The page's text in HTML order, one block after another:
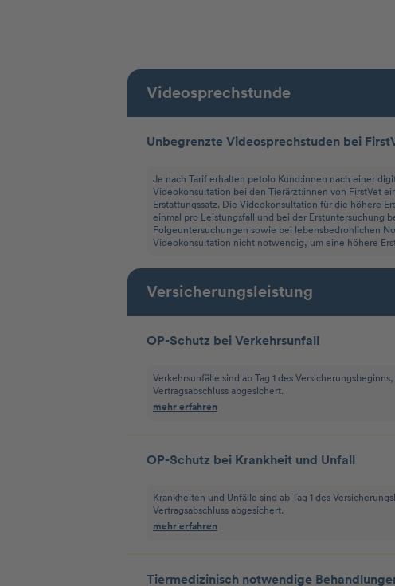
Videosprechstunde
Unbegrenzte Videosprechstuden bei
Je nach Tarif erhalten petolo Kund:innen nach einer
Videokonsultation bei den Tierärzt:innen von FirstVet
Erstattungssatz. Die Videokonsultation für die höhere
einmal pro Leistungsfall und bei der Erstuntersuchung
Folgeuntersuchungen sowie bei lebensbedrohlichen
Videokonsultation nicht notwendig, um eine höhere
Versicherungsleistung
OP-Schutz bei Verkehrsunfall
Verkehrsunfälle sind ab Tag 1 des
Vertragsabschluss abgesichert.
mehr erfahren
OP-Schutz bei Krankheit und Unfall
Krankheiten und Unfälle sind ab Tag 1 des
Vertragsabschluss abgesichert.
mehr erfahren
Tiermedizinisch notwendige